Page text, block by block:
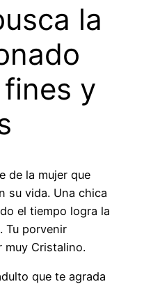
la
y
de la mujer que
su vida. Una chica
el tiempo logra la
Tu porvenir
muy Cristalino.
que te agrada